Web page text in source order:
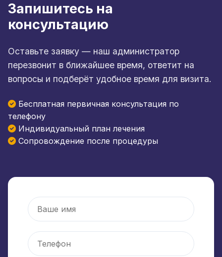
Запишитесь на
консультацию
Оставьте заявку — наш администратор
перезвонит в ближайшее время, ответит на
вопросы и подберёт удобное время для визита.
Бесплатная первичная консультация по
телефону
Индивидуальный план лечения
Сопровождение после процедуры